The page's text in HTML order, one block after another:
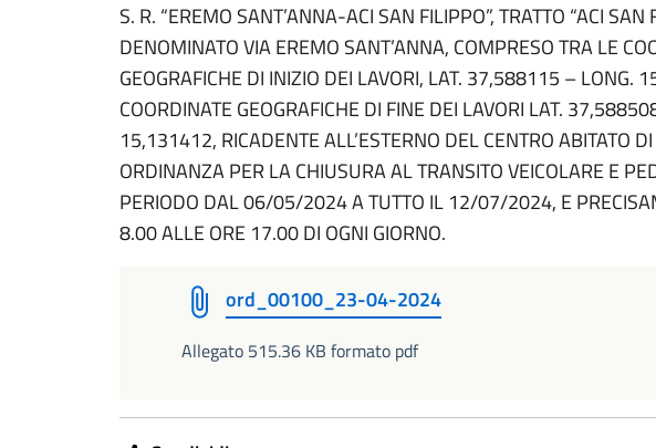
S. R. “EREMO SANT’ANNA-ACI SAN FILIPPO”, TRATTO “ACI SAN
DENOMINATO VIA EREMO SANT’ANNA, COMPRESO TRA LE
GEOGRAFICHE DI INIZIO DEI LAVORI, LAT. 37,588115 – LONG.
COORDINATE GEOGRAFICHE DI FINE DEI LAVORI LAT.
15,131412, RICADENTE ALL’ESTERNO DEL CENTRO ABITATO
ORDINANZA PER LA CHIUSURA AL TRANSITO VEICOLARE E
PERIODO DAL 06/05/2024 A TUTTO IL 12/07/2024, E
8.00 ALLE ORE 17.00 DI OGNI GIORNO.
ord_00100_23-04-2024
Allegato 515.36 KB formato pdf